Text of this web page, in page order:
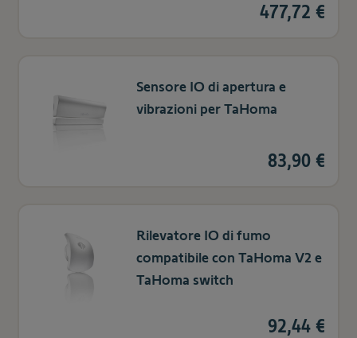
477,72 €
Sensore IO di apertura e
vibrazioni per TaHoma
83,90 €
Rilevatore IO di fumo
compatibile con TaHoma V2 e
TaHoma switch
92,44 €